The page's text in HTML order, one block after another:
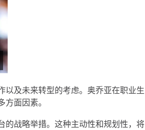
以及未来转型的考虑。奥乔亚在职业生
面因素。
的战略举措。这种主动性和规划性，将